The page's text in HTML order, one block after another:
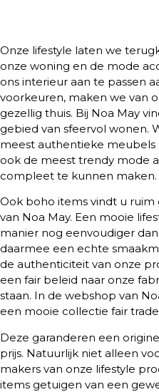
Onze lifestyle laten we
onze woning en de mode
ons interieur aan te passen
voorkeuren, maken we van
gezellig thuis. Bij Noa May
gebied van sfeervol wonen.
meest authentieke meubels
ook de meest trendy mode
compleet te kunnen maken.
Ook boho items vindt u
van Noa May. Een mooie
manier nog eenvoudiger
daarmee een echte
de authenticiteit van onze
een fair beleid naar onze
staan. In de webshop van
een mooie collectie fair
Deze garanderen een
prijs. Natuurlijk niet alleen
makers van onze lifestyle
items getuigen van een